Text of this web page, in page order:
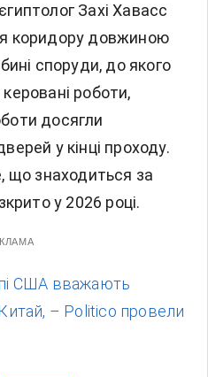
Захі Хавасс
коридору довжиною
споруди, до якого
роботи,
досягли
у кінці проходу.
що знаходиться за
у 2026 році.
США вважають
– Politico провели